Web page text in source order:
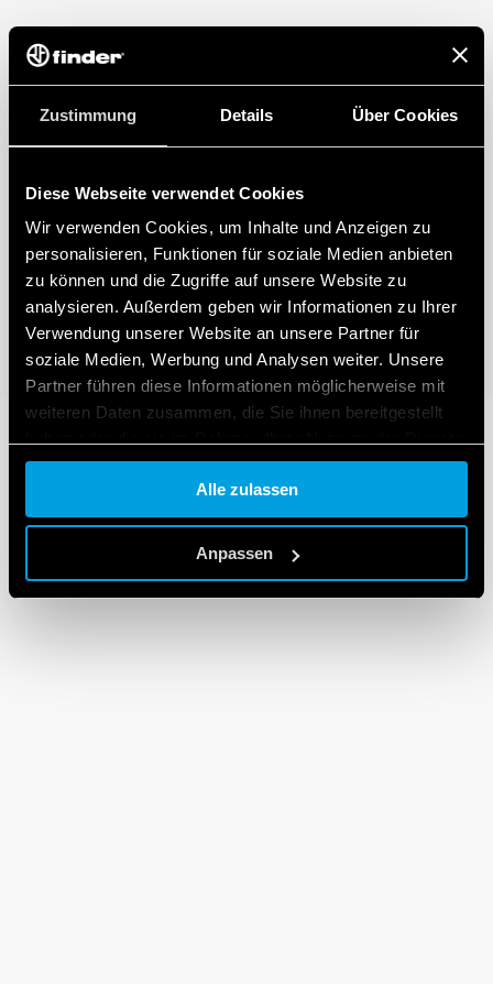
Zustimmung Details Über Cookies
Diese Webseite verwendet Cookies
Wir verwenden Cookies, um Inhalte und Anzeigen zu
personalisieren, Funktionen für soziale Medien anbieten
zu können und die Zugriffe auf unsere Website zu
analysieren. Außerdem geben wir Informationen zu Ihrer
Verwendung unserer Website an unsere Partner für
soziale Medien, Werbung und Analysen weiter. Unsere
Partner führen diese Informationen möglicherweise mit
weiteren Daten zusammen, die Sie ihnen bereitgestellt
gesammelt haben.
Cookie policy.
Alle zulassen
Anpassen